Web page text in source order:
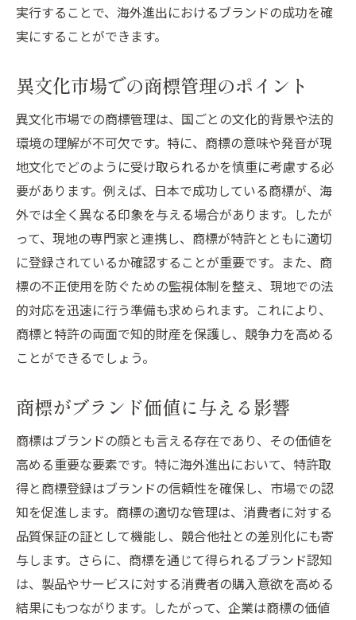
実行することで、海外進出におけるブランドの成功を確
実にすることができます。
異文化市場での商標管理のポイント
異文化市場での商標管理は、国ごとの文化的背景や法的
環境の理解が不可欠です。特に、商標の意味や発音が現
地文化でどのように受け取られるかを慎重に考慮する必
要があります。例えば、日本で成功している商標が、海
外では全く異なる印象を与える場合があります。したが
って、現地の専門家と連携し、商標が特許とともに適切
に登録されているか確認することが重要です。また、商
標の不正使用を防ぐための監視体制を整え、現地での法
的対応を迅速に行う準備も求められます。これにより、
商標と特許の両面で知的財産を保護し、競争力を高める
ことができるでしょう。
商標がブランド価値に与える影響
商標はブランドの顔とも言える存在であり、その価値を
高める重要な要素です。特に海外進出において、特許取
得と商標登録はブランドの信頼性を確保し、市場での認
知を促進します。商標の適切な管理は、消費者に対する
品質保証の証として機能し、競合他社との差別化にも寄
与します。さらに、商標を通じて得られるブランド認知
は、製品やサービスに対する消費者の購入意欲を高める
結果にもつながります。したがって、企業は商標の価値